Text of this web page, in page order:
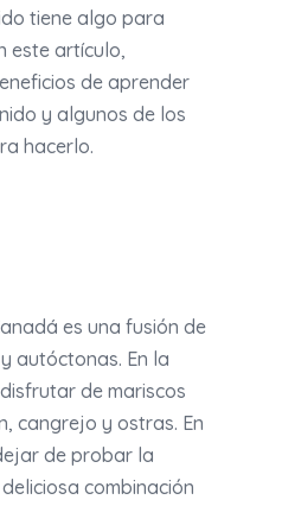
tiene algo para
este artículo,
de aprender
y algunos de los
hacerlo.
es una fusión de
autóctonas. En la
de mariscos
cangrejo y ostras. En
de probar la
combinación